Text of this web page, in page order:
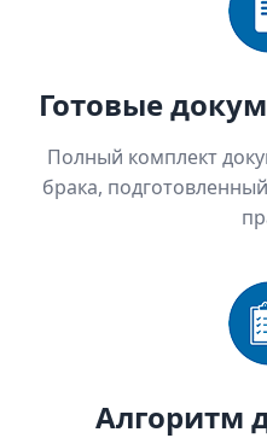
Готовые
Полный комплект
брака,
Алгоритм